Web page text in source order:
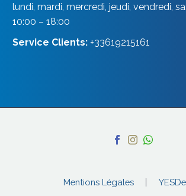
lundi, mardi, mercredi, jeudi, vendredi,
10:00 – 18:00
Service Clients: +33619215161
Mentions Légales